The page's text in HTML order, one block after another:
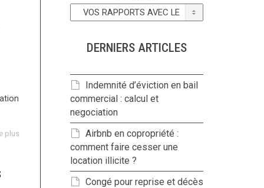
plus
DERNIERS ARTICLES
Indemnité d’éviction en bail
commercial : calcul et
negociation
Airbnb en copropriété :
comment faire cesser une
location illicite ?
Congé pour reprise et décès